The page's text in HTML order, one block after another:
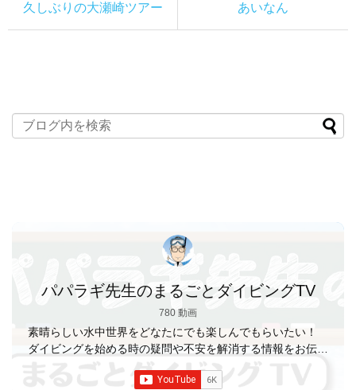
久しぶりの大瀬崎ツアー あいなん
パパラギ先生のまるごとダイビングTV
780 動画
素晴らしい水中世界をどなたにでも楽しんでもらいたい！
ダイビングを始める時の疑問や不安を解消する情報をお伝え
業の国内最大規模のスキューバダイビングスクール。 PADI